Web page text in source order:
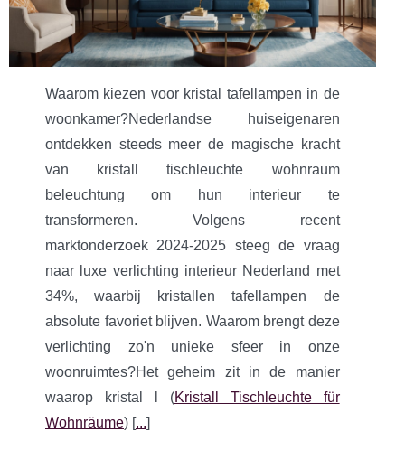
Waarom kiezen voor kristal tafellampen in de
woonkamer?Nederlandse huiseigenaren
ontdekken steeds meer de magische kracht
van kristall tischleuchte wohnraum
beleuchtung om hun interieur te
transformeren. Volgens recent
marktonderzoek 2024-2025 steeg de vraag
naar luxe verlichting interieur Nederland met
34%, waarbij kristallen tafellampen de
absolute favoriet blijven. Waarom brengt deze
verlichting zo'n unieke sfeer in onze
woonruimtes?Het geheim zit in de manier
waarop kristal l (Kristall Tischleuchte für
Wohnräume) [...]